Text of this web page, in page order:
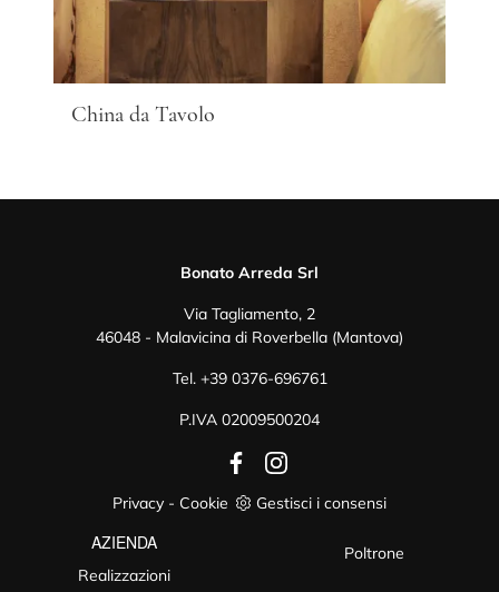
China da Tavolo
Bonato Arreda Srl
Via Tagliamento, 2
46048 - Malavicina di Roverbella (Mantova)
Tel. +39 0376-696761
P.IVA 02009500204
Privacy - Cookie Gestisci i consensi
AZIENDA
Realizzazioni
Poltrone